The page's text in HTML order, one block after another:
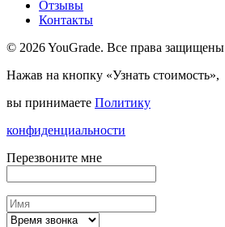
Отзывы
Контакты
© 2026 YouGrade. Все права защищены
Нажав на кнопку «Узнать стоимость»,
вы принимаете Политику
конфиденциальности
Перезвоните мне